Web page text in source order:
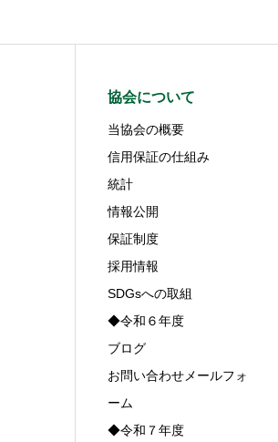
協会について
当協会の概要
信用保証の仕組み
統計
情報公開
保証制度
採用情報
SDGsへの取組
◆令和６年度
ブログ
お問い合わせメールフォ
ーム
◆令和７年度